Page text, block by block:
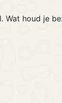
Wat houd je